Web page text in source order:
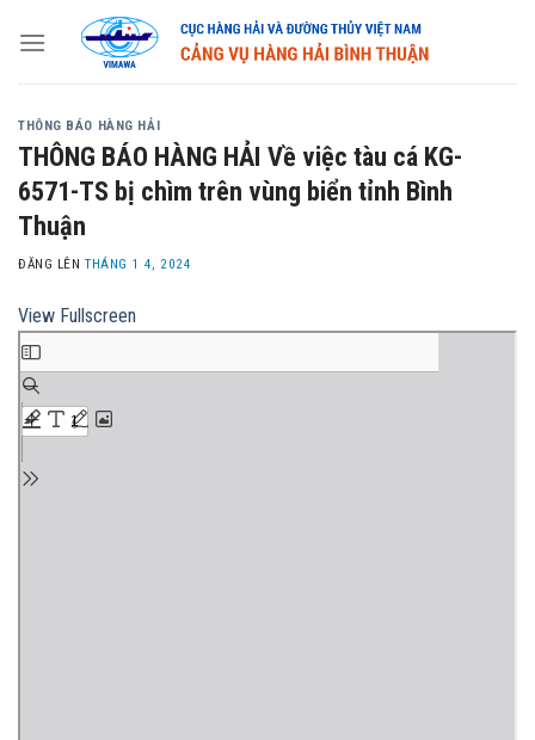
THÔNG BÁO HÀNG HẢI
THÔNG BÁO HÀNG HẢI Về việc tàu cá KG-
6571-TS bị chìm trên vùng biển tỉnh Bình
Thuận
ĐĂNG LÊNTHÁNG 1 4, 2024
View Fullscreen